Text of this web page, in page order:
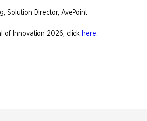
Solution Director, AvePoint
of Innovation 2026, click here.